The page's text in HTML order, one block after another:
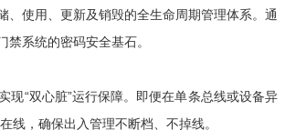
使用、更新及销毁的全生命周期管理体系。通
系统的密码安全基石。
“双心脏”运行保障。即便在单条总线或设备异
线，确保出入管理不断档、不掉线。